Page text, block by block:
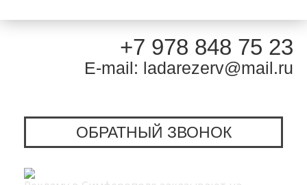
+7 978 848 75 23
E-mail: ladarezerv@mail.ru
ОБРАТНЫЙ ЗВОНОК